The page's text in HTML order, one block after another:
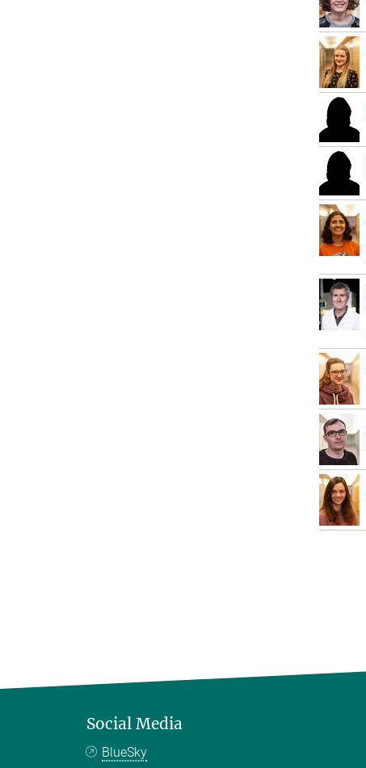
Social Media
BlueSky